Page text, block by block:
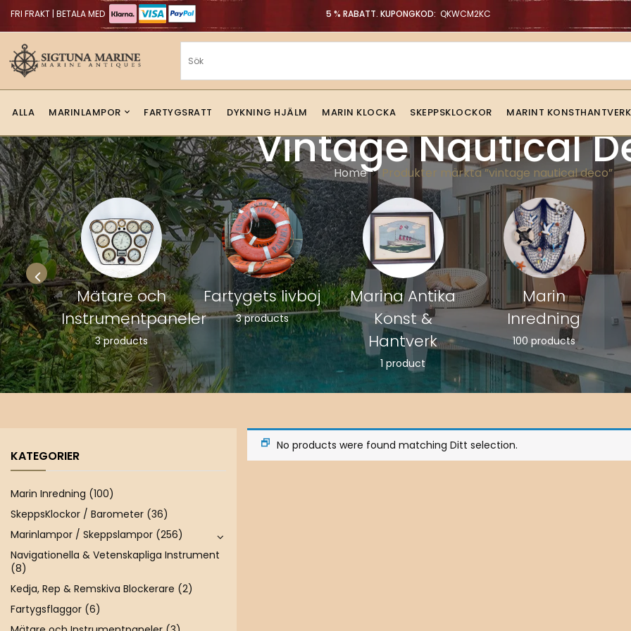
FRI FRAKT | BETALA MED 5 % RABATT. KUPONGKOD: QKWCM2KC
ALLA MARINLAMPOR FARTYGSRATT DYKNING HJÄLM MARIN KLOCKA SKEPPSKLOCKOR MARINT KONSTHANTVERK
Vintage Nautical
Home Produkter märkta ”vintage nautical deco”
&
Mätare och
Instrumentpaneler
3 products
Fartygets livboj
3 products
Marina Antika
Konst &
Hantverk
1 product
Marin
Inredning
100 products
KATEGORIER
Marin Inredning (100)
SkeppsKlockor / Barometer (36)
Marinlampor / Skeppslampor (256)
Navigationella & Vetenskapliga Instrument
(8)
Kedja, Rep & Remskiva Blockerare (2)
Fartygsflaggor (6)
No products were found matching Ditt selection.